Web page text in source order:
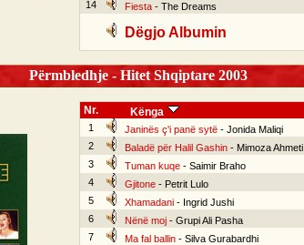
14
Fiesta- The Dreams
Dëgjo Albumin
Përmbledhje - Hitet Shqiptare 2003
Nr. Kënga
1 Janinës ç'i panë sytë- Jonida Maliqi
2
Baladë për Halil Gashin- Mimoza Ahmeti
3
Tuman kuqe- Saimir Braho
4
Gjitone- Petrit Lulo
5
Xhamadani- Ingrid Jushi
6
Nënë moj- Grupi Ali Pasha
7
Ma fal ballin- Silva Gurabardhi